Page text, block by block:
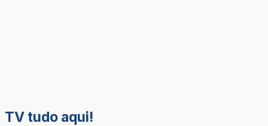
TV tudo aqui!